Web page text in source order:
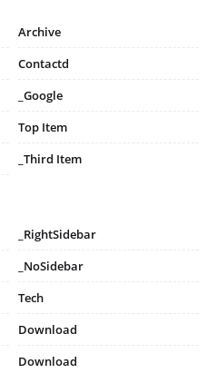
Archive
Contactd
_Google
Top Item
_Third Item
_RightSidebar
_NoSidebar
Tech
Download
Download